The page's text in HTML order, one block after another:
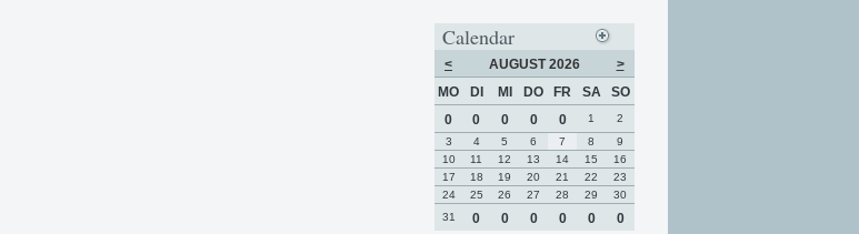
Calendar
< AUGUST 2026
>
MO
DI MI DO FR SA
SO
0
0 0 0 0 1
2
3
4 5 6 7 8
9
10
11 12 13 14 15
16
17
18 19 20 21 22
23
24
25 26 27 28 29
30
31
0 0 0 0 0 0